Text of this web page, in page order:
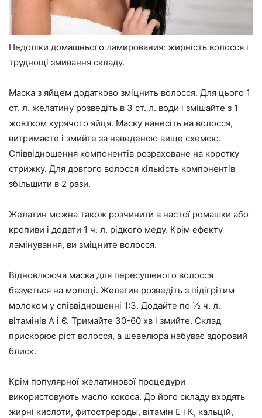
Недоліки домашнього ламирования: жирність волосся і
труднощі змивання складу.
Маска з яйцем додатково зміцнить волосся. Для цього 1
ст. л. желатину розведіть в 3 ст. л. води і змішайте з 1
жовтком курячого яйця. Маску нанесіть на волосся,
витримаєте і змийте за наведеною вище схемою.
Співвідношення компонентів розраховане на коротку
стрижку. Для довгого волосся кількість компонентів
збільшити в 2 рази.
Желатин можна також розчинити в настої ромашки або
кропиви і додати 1 ч. л. рідкого меду. Крім ефекту
ламінування, ви зміцните волосся.
Відновлююча маска для пересушеного волосся
базується на молоці. Желатин розведіть з підігрітим
молоком у співвідношенні 1:3. Додайте по ½ ч. л.
вітамінів А і Є. Тримайте 30-60 хв і змийте. Склад
прискорює ріст волосся, а шевелюра набуває здоровий
блиск.
Крім популярної желатинової процедури
використовують масло кокоса. До його складу входять
жирні кислоти, фитострероды, вітамін Е і К, кальцій,